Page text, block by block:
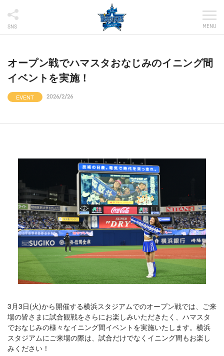
SNS MENU
オープン戦でハマスタおなじみのイニング間
イベントを実施！
EVENT 2026/2/26
3月3日(火)から開催する横浜スタジアムでのオープン戦では、ご来
場の皆さまに試合観戦をさらにお楽しみいただきたく、ハマスタ
でおなじみの様々なイニング間イベントを実施いたします。横浜
スタジアムにご来場の際は、試合だけでなくイニング間もお楽し
みください！